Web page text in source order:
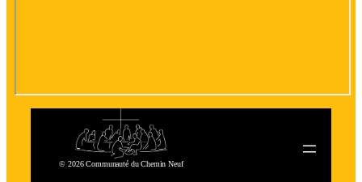
© 2026 Communauté du Chemin Neuf